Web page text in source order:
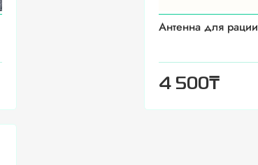
Антенна для рации
4 500₸